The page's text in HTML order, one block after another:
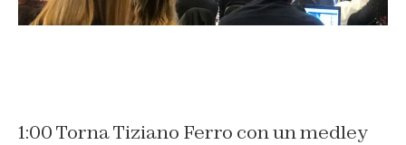
1:00 Torna Tiziano Ferro con un medley